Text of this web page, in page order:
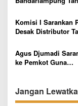
Komisi I Sarankan
Desak Distributor
Goreng ke Retail
Agus Djumadi
ke Pemkot Guna
Jangan